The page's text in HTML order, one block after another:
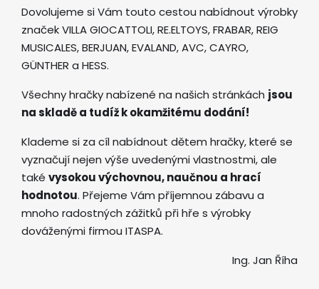
Dovolujeme si Vám touto cestou nabídnout výrobky
značek VILLA GIOCATTOLI, RE.ELTOYS, FRABAR, REIG
MUSICALES, BERJUAN, EVALAND, AVC, CAYRO,
GÜNTHER a HESS.
Všechny hračky nabízené na našich stránkách jsou
na skladě a tudíž k okamžitému dodání!
Klademe si za cíl nabídnout dětem hračky, které se
vyznačují nejen výše uvedenými vlastnostmi, ale
také vysokou výchovnou, naučnou a hrací
hodnotou. Přejeme Vám příjemnou zábavu a
mnoho radostných zážitků při hře s výrobky
dováženými firmou ITASPA.
Ing. Jan Říha